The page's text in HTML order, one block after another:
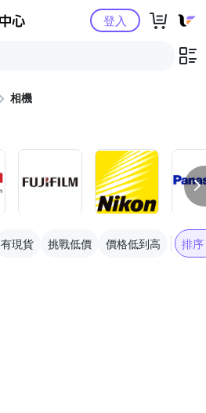
Yahoo購物中心登入
相機
有現貨 挑戰低價 價格低到高 排序